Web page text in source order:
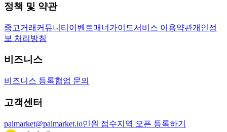
정책 및 약관
중고거래 커뮤니티 이벤트매너가이드서비스 이용약관개인정
보 처리방침
비즈니스
비즈니스 등록협업 문의
고객센터
palmarket@palmarket.io민원 접수지역 오픈 등록하기